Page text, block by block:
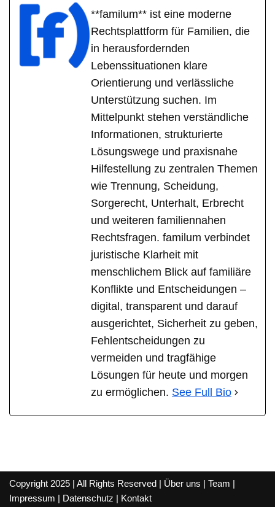
**familum** ist eine moderne
Rechtsplattform für Familien, die
in herausfordernden
Lebenssituationen klare
Orientierung und verlässliche
Unterstützung suchen. Im
Mittelpunkt stehen verständliche
Informationen, strukturierte
Lösungswege und praxisnahe
Hilfestellung zu zentralen Themen
wie Trennung, Scheidung,
Sorgerecht, Unterhalt, Erbrecht
und weiteren familiennahen
Rechtsfragen. familum verbindet
juristische Klarheit mit
menschlichem Blick auf familiäre
Konflikte und Entscheidungen –
digital, transparent und darauf
ausgerichtet, Sicherheit zu geben,
Fehlentscheidungen zu
vermeiden und tragfähige
Lösungen für heute und morgen
zu ermöglichen. See Full Bio
Copyright 2025 | All Rights Reserved | Über uns | Team |
Impressum | Datenschutz | Kontakt